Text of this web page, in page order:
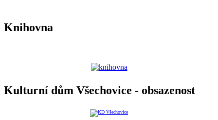
Knihovna
Kulturní dům Všechovice - obsazenost